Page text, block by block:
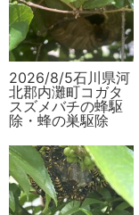
2026/8/5石川県河
北郡内灘町コガタ
スズメバチの蜂駆
除・蜂の巣駆除